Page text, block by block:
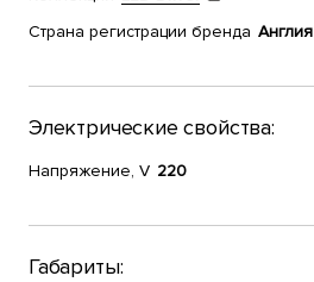
Страна регистрации бренда Англия
Электрические свойства:
Напряжение, V 220
Габариты: